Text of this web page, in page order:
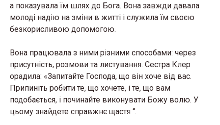
а показувала їм шлях до Бога. Вона завжди давала
молоді надію на зміни в житті і служила їм своєю
безкорисливою допомогою.
Вона працювала з ними різними способами: через
присутність, розмови та листування. Сестра Клер
орадила: «Запитайте Господа, що він хоче від вас.
Припиніть робити те, що хочете, і те, що вам
подобається, і починайте виконувати Божу волю. У
цьому знайдете справжнє щастя “.